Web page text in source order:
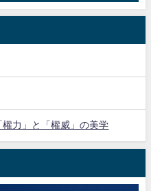
力」と「權威」の美学